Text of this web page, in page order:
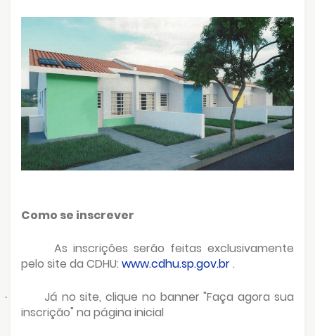
Como se inscrever
As inscrições serão feitas exclusivamente
pelo site da CDHU: www.cdhu.sp.gov.br.
·
Já no site, clique no banner "Faça agora sua
inscrição" na página inicial